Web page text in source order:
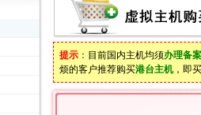
提示 ：目前国内主机均须办理备案
烦的客户推荐购买港台主机，即